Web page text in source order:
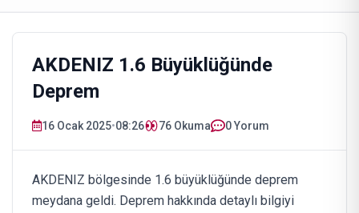
AKDENIZ 1.6 Büyüklüğünde
Deprem
16 Ocak 2025•08:26 76 Okuma 0 Yorum
AKDENIZ bölgesinde 1.6 büyüklüğünde deprem
meydana geldi. Deprem hakkında detaylı bilgiyi